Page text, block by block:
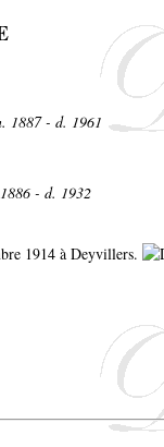
1887 - d. 1961
- d. 1932
1914 à Deyvillers.